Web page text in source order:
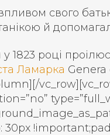
свого
й
1823 році
Ламарка Genera
30px